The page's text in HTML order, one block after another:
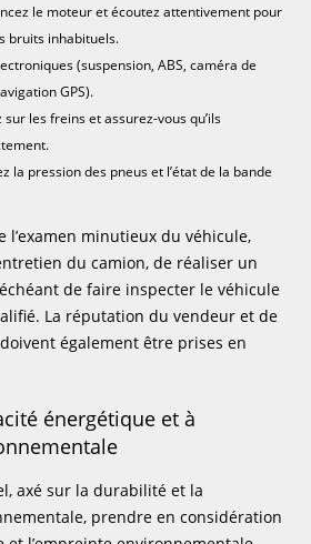
le moteur et écoutez attentivement pour
bruits inhabituels.
(suspension, ABS, caméra de
GPS).
sur les freins et assurez-vous qu’ils
la pression des pneus et l’état de la bande
l’examen minutieux du véhicule,
du camion, de réaliser un
de faire inspecter le véhicule
La réputation du vendeur et de
également être prises en
énergétique et à
axé sur la durabilité et la
prendre en considération